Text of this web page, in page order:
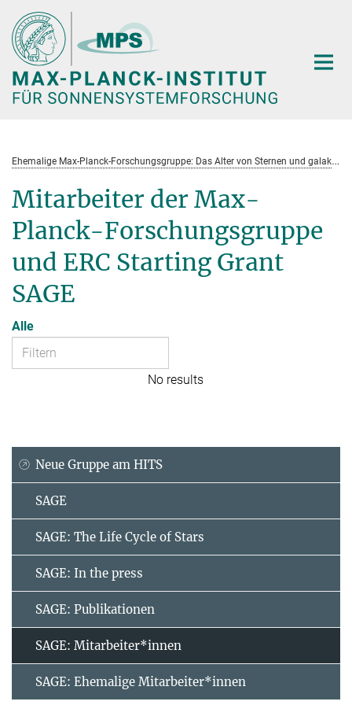
Hauptinhalt
E
hemalige Max-Planck-Forschungsgruppe: Das Alter von Sternen und galaktische Entwicklung
Mitarbeiter der Max-
Planck-Forschungsgruppe
und ERC Starting Grant
SAGE
Alle
No results
Neue Gruppe am HITS
SAGE
SAGE: The Life Cycle of Stars
SAGE: In the press
SAGE: Publikationen
SAGE: Mitarbeiter*innen
SAGE: Ehemalige Mitarbeiter*innen